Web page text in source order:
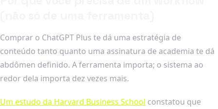
Comprar o ChatGPT Plus te dá uma estratégia de
conteúdo tanto quanto uma assinatura de academia te dá
abdômen definido. A ferramenta importa; o sistema ao
redor dela importa dez vezes mais.
Um estudo da Harvard Business School constatou que